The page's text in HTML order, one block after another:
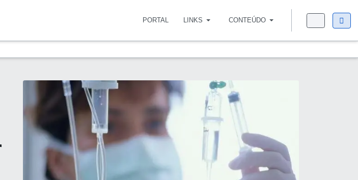
PORTAL LINKS CONTEÚDO